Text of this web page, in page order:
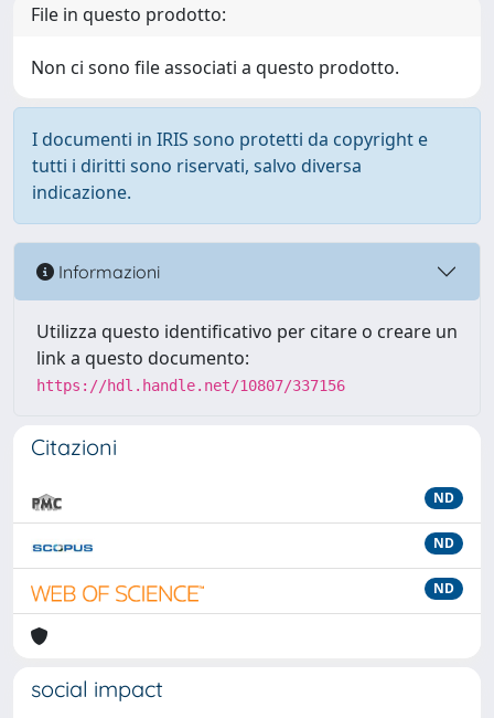
File in questo prodotto:
Non ci sono file associati a questo prodotto.
I documenti in IRIS sono protetti da copyright e
tutti i diritti sono riservati, salvo diversa
indicazione.
Informazioni
Utilizza questo identificativo per citare o creare un
link a questo documento:
https://hdl.handle.net/10807/337156
Citazioni
ND
ND
ND
social impact